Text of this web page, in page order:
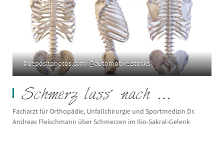
©depositphotos.com/@automotive.stocks
Schmerz lass´ nach …
Facharzt für Orthopädie, Unfallchirurgie und Sportmedizin Dr.
Andreas Fleischmann über Schmerzen im Ilio-Sakral-Gelenk